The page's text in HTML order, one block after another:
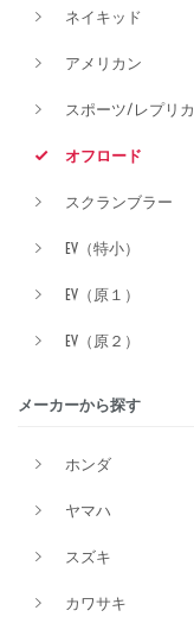
ネイキッド
アメリカン
スポーツ/レプリカ
オフロード
スクランブラー
EV（特小）
EV（原１）
EV（原２）
メーカーから探す
ホンダ
ヤマハ
スズキ
カワサキ